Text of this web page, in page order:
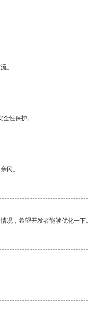
。
性保护。
民。
况，希望开发者能够优化一下。